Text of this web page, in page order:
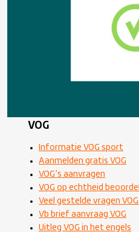
VOG
Informatie VOG sport
Aanmelden gratis VOG
VOG’s aanvragen
VOG op echtheid
Veel gestelde vragen
Vb brief aanvraag VOG
Uitleg VOG in het engels